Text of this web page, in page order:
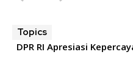
Topics
DPR RI Apresiasi